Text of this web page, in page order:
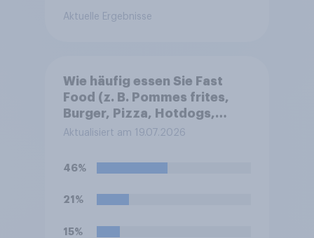
Aktuelle Ergebnisse
Wie häufig essen Sie Fast
Food (z. B. Pommes frites,
Burger, Pizza, Hotdogs,
Chicken Nuggets oder
Aktualisiert am 19.07.2026
46%
21%
15%